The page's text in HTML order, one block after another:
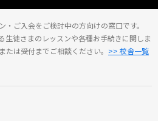
ご入会をご検討中の方向けの窓口です。
生徒さまのレッスンや各種お手続きに関しま
たは受付までご相談ください。 >> 校舎一覧